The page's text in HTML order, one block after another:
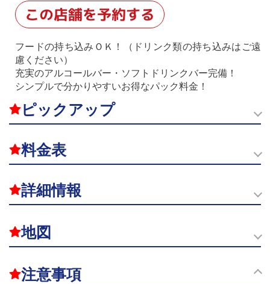
この店舗を予約する
フードの持ち込みＯＫ！（ドリンク類の持ち込みはご遠
慮ください）
充実のアルコールバー・ソフトドリンクバー完備！
シンプルで分かりやすいお得なパック料金！
ピックアップ
料金表
詳細情報
地図
注意事項